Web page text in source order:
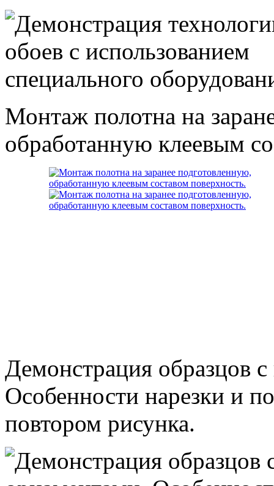
Монтаж полотна на
обработанную клеевым
Демонстрация образцов
Особенности нарезки и
повтором рисунка.